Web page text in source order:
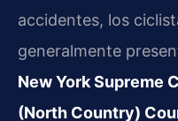
accidentes, los
generalmente
New York Supreme
(North Country)